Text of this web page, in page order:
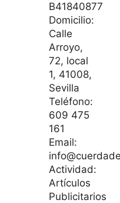
B41840877
Domicilio:
Calle
Arroyo,
72, local
1, 41008,
Sevilla
Teléfono:
609 475
161
Email:
Actividad:
Artículos
Publicitarios